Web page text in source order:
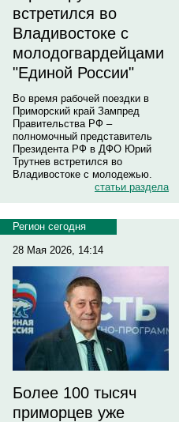
встретился во
Владивостоке с
молодогвардейцами
"Единой России"
Во время рабочей поездки в
Приморский край Зампред
Правительства РФ –
полномочный представитель
Президента РФ в ДФО Юрий
Трутнев встретился во
Владивостоке с молодежью.
статьи раздела
Регион сегодня
28 Мая 2026, 14:14
Более 100 тысяч
приморцев уже